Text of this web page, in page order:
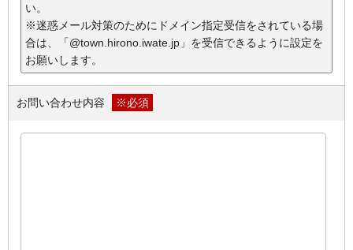
い。
※迷惑メール対策のためにドメイン指定受信をされている場
合は、「@town.hirono.iwate.jp」を受信できるように設定を
お願いします。
お問い合わせ内容 ※必須